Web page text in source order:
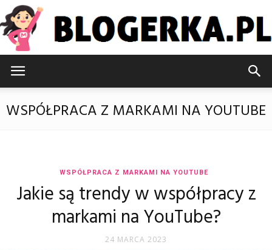
WSPÓŁPRACA Z MARKAMI NA YOUTUBE
WSPÓŁPRACA Z MARKAMI NA YOUTUBE
Jakie są trendy w współpracy z
markami na YouTube?
24 MARCA 2023